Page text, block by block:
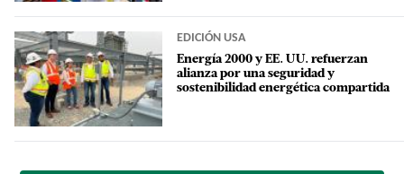
EDICIÓN USA
Energía 2000 y EE. UU. refuerzan
alianza por una seguridad y
sostenibilidad energética compartida